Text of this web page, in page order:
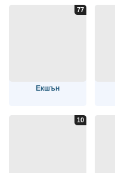
Екшън